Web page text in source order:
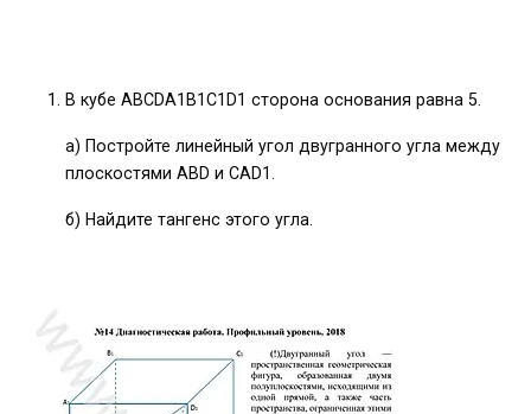
В кубе ABCDA1B1C1D1 сторона основания равна 5.
а) Постройте линейный угол двугранного угла между
плоскостями ABD и CAD1.
б) Найдите тангенс этого угла.